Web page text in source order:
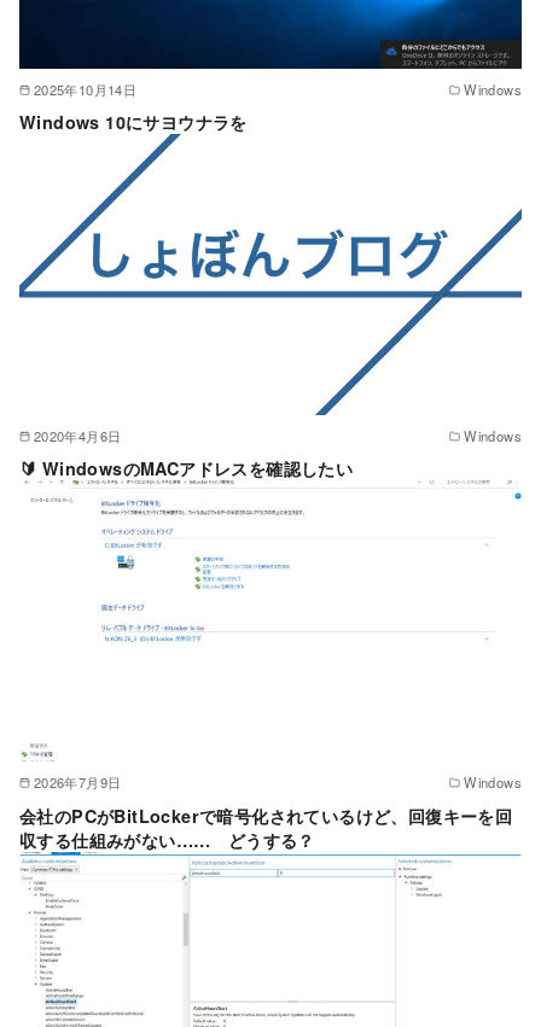
2025年10月14日 Windows
Windows 10にサヨウナラを
2020年4月6日 Windows
🔰 WindowsのMACアドレスを確認したい
2026年7月9日 Windows
会社のPCがBitLockerで暗号化されているけど、回復キーを回
収する仕組みがない…… どうする？